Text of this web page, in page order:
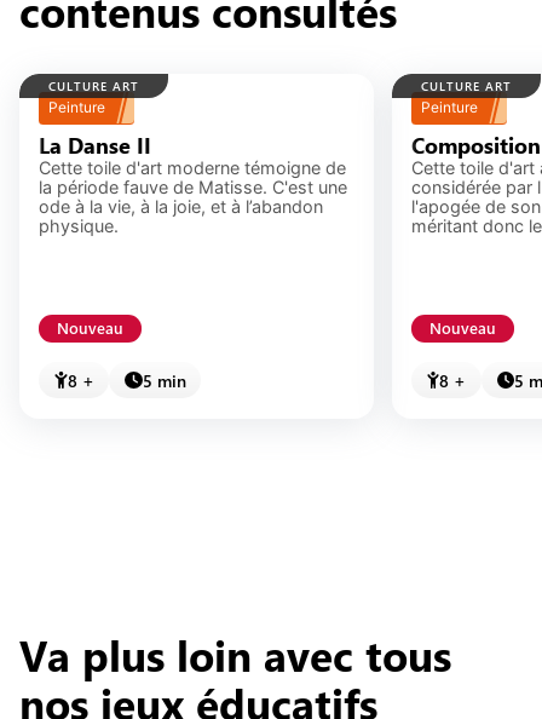
défier leurs amis.
CULTURE ART
Peinture
La Danse II
Cette toile d'art moderne témoigne de
la période fauve de Matisse. C'est une
ode à la vie, à la joie, et à l’abandon
physique.
Nouveau
8 + 5 min
CULTURE ART
Peinture
Cette toile d'art
considérée par
l'apogée de
méritant donc
Nouveau
8 + 5
Va plus loin avec tous
nos jeux éducatifs